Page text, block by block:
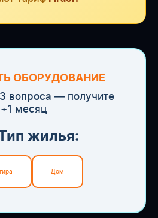
ОБОРУДОВАНИЕ
вопроса — получите
+1 месяц
жилья:
Дом